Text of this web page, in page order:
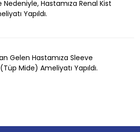
Hastamıza Renal Kist
Yapıldı.
Gelen Hastamıza Sleeve
Mide) Ameliyatı Yapıldı.